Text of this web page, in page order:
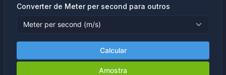
Converter de Meter per second para outros
Calcular
Amostra